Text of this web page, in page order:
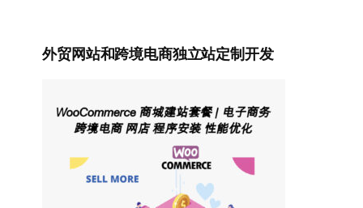
外贸网站和跨境电商独立站定制开发